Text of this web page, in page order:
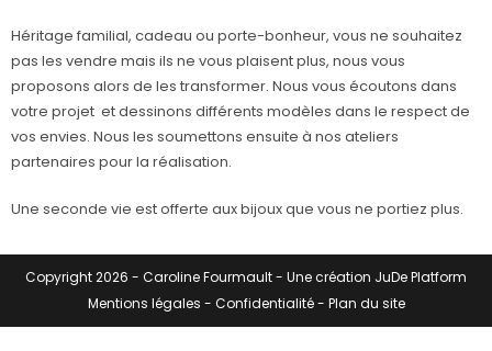
Héritage familial, cadeau ou porte-bonheur, vous ne souhaitez
pas les vendre mais ils ne vous plaisent plus, nous vous
proposons alors de les transformer. Nous vous écoutons dans
votre projet et dessinons différents modèles dans le respect de
vos envies. Nous les soumettons ensuite à nos ateliers
partenaires pour la réalisation.
Une seconde vie est offerte aux bijoux que vous ne portiez plus.
Copyright 2026 - Caroline Fourmault- Une création JuDe Platform
Mentions légales - Confidentialité- Plan du site